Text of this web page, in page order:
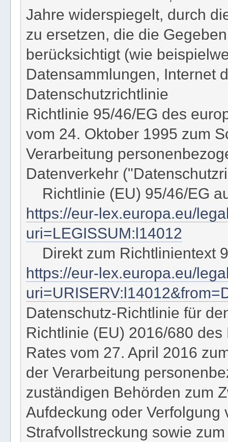
Jahre widerspiegelt, durch
zu ersetzen, die die
berücksichtigt (wie
Datensammlungen, Internet
Datenschutzrichtlinie
Richtlinie 95/46/EG des
vom 24. Oktober 1995 zum
Verarbeitung
Datenverkehr
Richtlinie (EU) 95/46/EG
https://eur-lex.europa.eu/
uri=LEGISSUM:l14012
Direkt zum Richtlinientext
https://eur-lex.europa.eu/
Datenschutz-Richtlinie für
Richtlinie (EU) 2016/680
Rates vom 27. April 2016
der Verarbeitung
zuständigen Behörden zum
Aufdeckung oder Verfolgung
Strafvollstreckung sowie